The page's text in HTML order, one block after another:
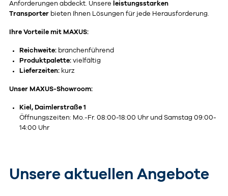
Anforderungen abdeckt. Unsere
leistungsstarken
Transporter bieten Ihnen Lösungen für jede Herausforderung.
Ihre Vorteile mit MAXUS:
Reichweite: branchenführend
Produktpalette: vielfältig
Lieferzeiten: kurz
Unser MAXUS-Showroom:
Kiel, Daimlerstraße 1
Öffnungszeiten: Mo.-Fr. 08:00-18:00 Uhr und Samstag 09:00-
14:00 Uhr
Unsere aktuellen Angebote